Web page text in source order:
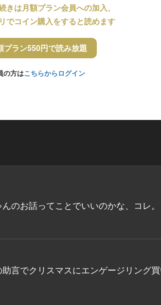
きは月額プラン会員への加入、
でコイン購入をすると読めます
プラン550円で読み放題
の方はこちらからログイン
のお話ってことでいいのかな、コレ。
言でクリスマスにエンゲージリング